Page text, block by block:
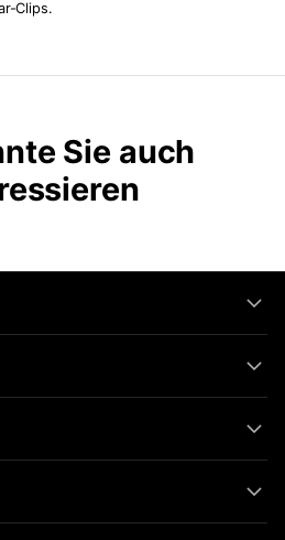
Clips.
Sie auch